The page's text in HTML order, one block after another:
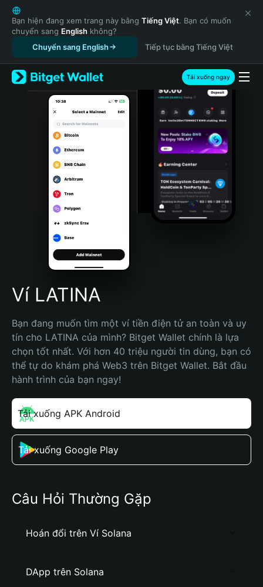
English
日本語
Tiếng Việt
Русский
Español (Latinoamérica)
Türkçe
Italiano
Português (Portugal)
Bahasa Indonesia
Português (Brasil)
Español (Argentina)
Bạn hiện đang xem trang này bằng Tiếng Việt. Bạn có muốn
chuyển sang English không?
Chuyển sang English
Tiếp tục bằng Tiếng Việt
Tải xuống ngay
Ví LATINA
Bạn đang muốn tìm một ví tiền điện tử an toàn và uy
tín cho LATINA của mình? Bitget Wallet chính là lựa
chọn tốt nhất. Với hơn 40 triệu người tin dùng, bạn có
thể tự do khám phá Web3 trên Bitget Wallet. Bắt đầu
hành trình của bạn ngay!
Tải xuống APK Android
Tải xuống Google Play
Câu Hỏi Thường Gặp
Hoán đổi trên Ví Solana
DApp trên Solana